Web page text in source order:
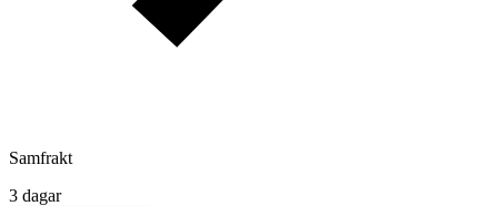
Samfrakt
3 dagar